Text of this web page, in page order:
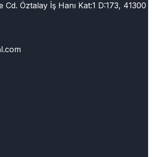
Cd. Öztalay İş Hanı Kat:1 D:173, 41300